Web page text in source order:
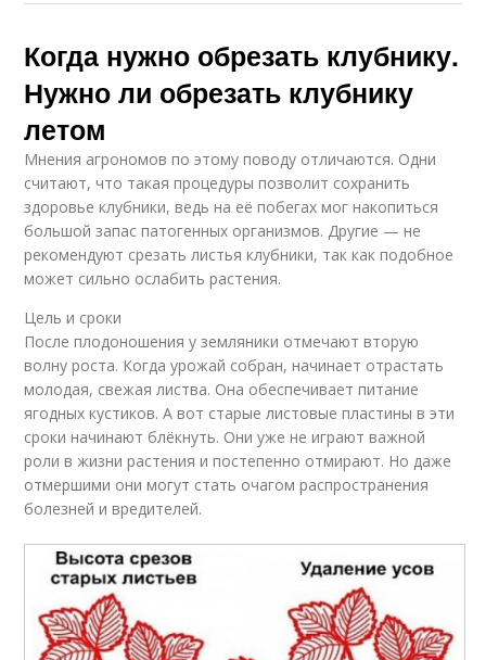
Когда нужно обрезать клубнику.
Нужно ли обрезать клубнику
летом
Мнения агрономов по этому поводу отличаются. Одни
считают, что такая процедуры позволит сохранить
здоровье клубники, ведь на её побегах мог накопиться
большой запас патогенных организмов. Другие — не
рекомендуют срезать листья клубники, так как подобное
может сильно ослабить растения.
Цель и сроки
После плодоношения у земляники отмечают вторую
волну роста. Когда урожай собран, начинает отрастать
молодая, свежая листва. Она обеспечивает питание
ягодных кустиков. А вот старые листовые пластины в эти
сроки начинают блёкнуть. Они уже не играют важной
роли в жизни растения и постепенно отмирают. Но даже
отмершими они могут стать очагом распространения
болезней и вредителей.